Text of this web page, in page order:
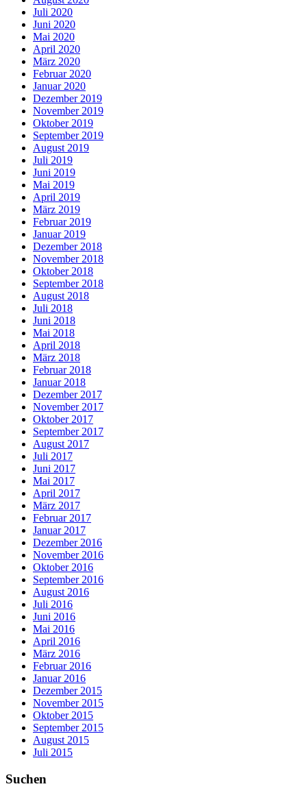
Juli 2020
Juni 2020
Mai 2020
April 2020
März 2020
Februar 2020
Januar 2020
Dezember 2019
November 2019
Oktober 2019
September 2019
August 2019
Juli 2019
Juni 2019
Mai 2019
April 2019
März 2019
Februar 2019
Januar 2019
Dezember 2018
November 2018
Oktober 2018
September 2018
August 2018
Juli 2018
Juni 2018
Mai 2018
April 2018
März 2018
Februar 2018
Januar 2018
Dezember 2017
November 2017
Oktober 2017
September 2017
August 2017
Juli 2017
Juni 2017
Mai 2017
April 2017
März 2017
Februar 2017
Januar 2017
Dezember 2016
November 2016
Oktober 2016
September 2016
August 2016
Juli 2016
Juni 2016
Mai 2016
April 2016
März 2016
Februar 2016
Januar 2016
Dezember 2015
November 2015
Oktober 2015
September 2015
August 2015
Juli 2015
Suchen